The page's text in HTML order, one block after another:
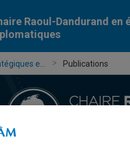
Raoul-Dandurand
e... Publications